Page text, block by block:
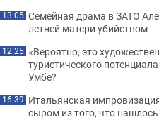
13:05 Семейная драма в ЗАТО
летней матери убийством
12:25 «Вероятно, это
туристического
Умбе?
16:39 Итальянская
сыром из того, что